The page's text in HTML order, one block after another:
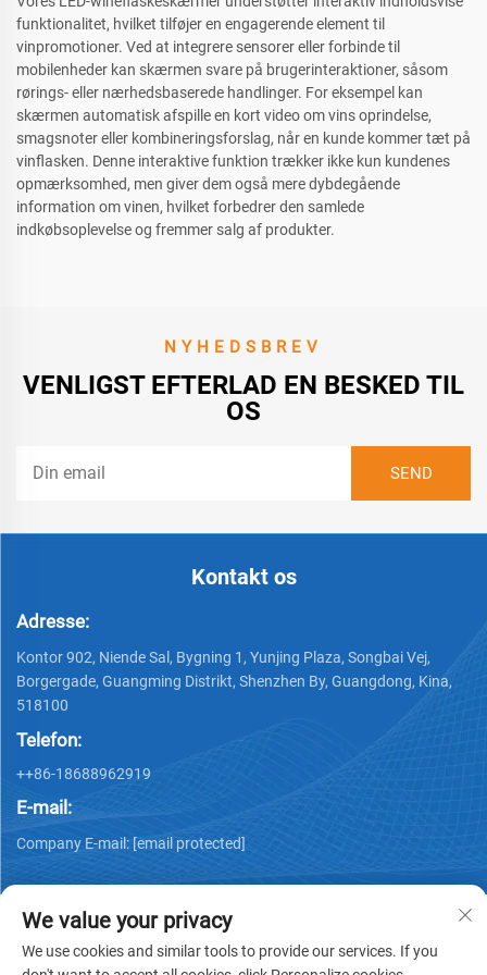
funktionalitet, hvilket tilføjer en engagerende element til
vinpromotioner. Ved at integrere sensorer eller forbinde til
mobilenheder kan skærmen svare på brugerinteraktioner, såsom
rørings- eller nærhedsbaserede handlinger. For eksempel kan
skærmen automatisk afspille en kort video om vins oprindelse,
smagsnoter eller kombineringsforslag, når en kunde kommer tæt på
vinflasken. Denne interaktive funktion trækker ikke kun kundenes
opmærksomhed, men giver dem også mere dybdegående
information om vinen, hvilket forbedrer den samlede
indkøbsoplevelse og fremmer salg af produkter.
NYHEDSBREV
VENLIGST EFTERLAD EN BESKED TIL
OS
Kontakt os
Adresse:
Kontor 902, Niende Sal, Bygning 1, Yunjing Plaza, Songbai Vej,
Borgergade, Guangming Distrikt, Shenzhen By, Guangdong, Kina,
518100
Telefon:
++86-18688962919
E-mail:
Company E-mail: [email protected]
We value your privacy
We use cookies and similar tools to provide our services. If you